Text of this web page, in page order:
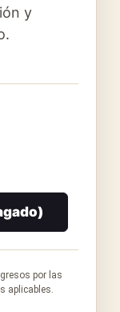
y
por las
aplicables.